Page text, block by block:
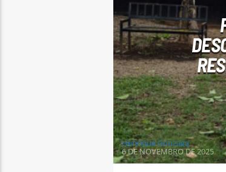
Henrique Gonzaga
6 DE NOVEMBRO DE 2025